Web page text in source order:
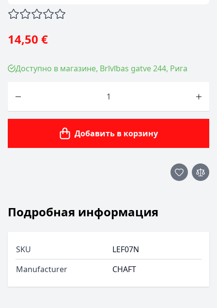
14,50 €
Доступно в магазине, Brīvības gatve 244, Рига
Добавить в корзину
Подробная информация
SKU
LEF07N
Manufacturer
CHAFT